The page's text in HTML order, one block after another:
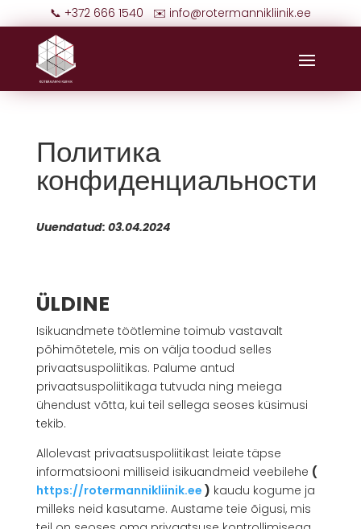
📞 +372 666 1540 ✉️ info@rotermannikliinik.ee
Политика
конфиденциальности
Uuendatud: 03.04.2024
ÜLDINE
Isikuandmete töötlemine toimub vastavalt
põhimõtetele, mis on välja toodud selles
privaatsuspoliitikas. Palume antud
privaatsuspoliitikaga tutvuda ning meiega
ühendust võtta, kui teil sellega seoses küsimusi
tekib.
Allolevast privaatsuspoliitikast leiate täpse
informatsiooni milliseid isikuandmeid veebilehe (
https://rotermannikliinik.ee ) kaudu kogume ja
milleks neid kasutame. Austame teie õigusi, mis